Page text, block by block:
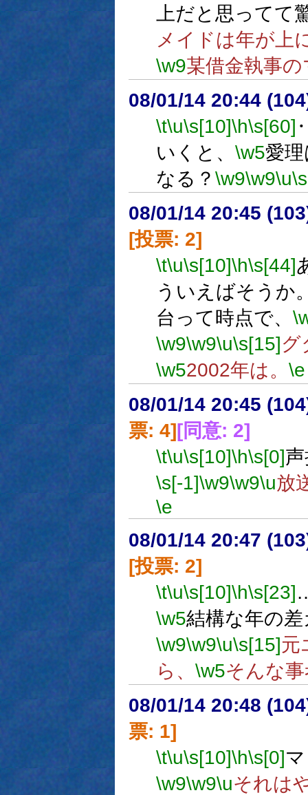
上だと思ってて
メイドは年が上
\w9某借金執事
08/01/14 20:44
\t\u\s[10]\h\s[60]
いくと、 \w5愛
なる？ \w9\w9\u
08/01/14 20:45
[投票: 2]
\t\u\s[10]\h\s[44]
ういえばそうか
台って時点で、
\w9\w9\u\s[15]グ
\w52002年は。 \e
08/01/14 20:45
票: 4] [同意: 2]
\t\u\s[10]\h\s[0]
\s[-1]\w9\w9\u放
\e
08/01/14 20:47
[投票: 2]
\t\u\s[10]\h\s[23]
\w5結構な年の
\w9\w9\u\s[15]元
ら、 \w5そんな
08/01/14 20:48
票: 1]
\t\u\s[10]\h\s[0]
\w9\w9\uそれは